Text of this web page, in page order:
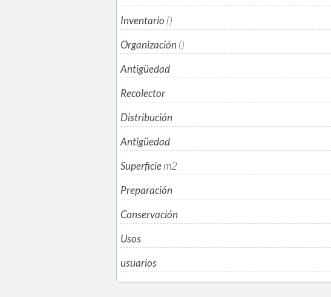
Inventario ()
Organización ()
Antigüedad
Recolector
Distribución
Antigüedad
Superficiem2
Preparación
Conservación
Usos
usuarios